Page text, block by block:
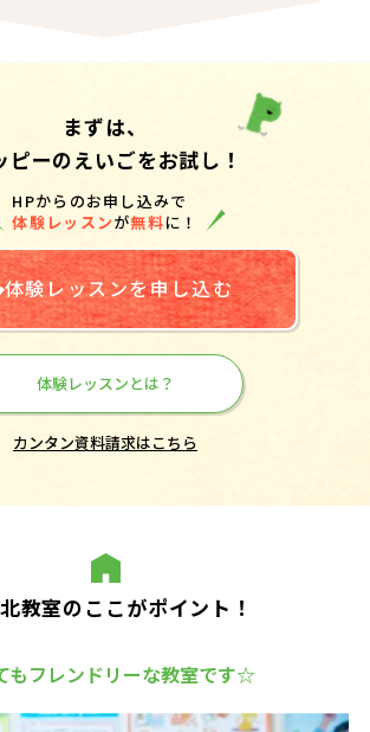
まずは、
ピーのえいごをお試し！
HPからのお申し込みで
体験レッスンが無料に！
体験レッスンを申し込む
体験レッスンとは？
カンタン資料請求はこちら
教室のここがポイント！
もフレンドリーな教室です☆